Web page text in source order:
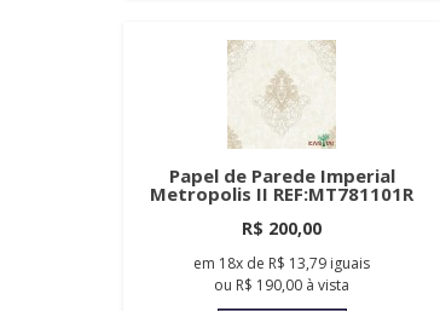
Papel de Parede Imperial
Metropolis II REF:MT781101R
R$ 200,00
em 18x de R$ 13,79 iguais
ou R$ 190,00 à vista